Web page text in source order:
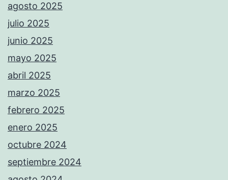
agosto 2025
julio 2025
junio 2025
mayo 2025
abril 2025
marzo 2025
febrero 2025
enero 2025
octubre 2024
septiembre 2024